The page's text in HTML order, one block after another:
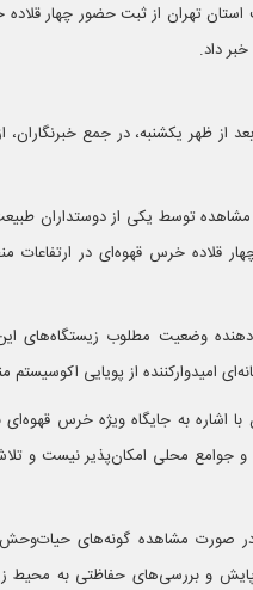
تهران از ثبت حضور چهار
داد.
از ظهر یکشنبه، در جمع
مشاهده توسط یکی از دوستداران
قلاده خرس قهوه‌ای در ارتفاعات
وضعیت مطلوب زیستگاه‌های
امیدوارکننده از پویایی اکوسیستم
به جایگاه ویژه خرس قهوه‌ای
جوامع محلی امکان‌پذیر نیست و
صورت مشاهده گونه‌های
و بررسی‌های حفاظتی به محیط